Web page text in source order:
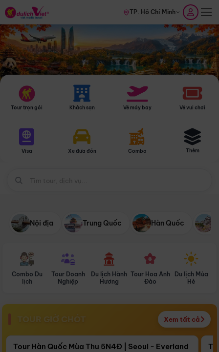
TP. Hồ Chí Minh
Tour trọn gói Khách sạn Vé máy bay Vé vui chơi
Visa Xe đưa đón Combo Thêm
Nội địa Trung Quốc Hàn Quốc
Combo Du
lịch
Tour Doanh
Nghiệp
Du lịch Hành
Hương
Tour Hoa Anh
Đào
Du lịch Mùa
Hè
TOUR GIỜ CHÓT Xem tất cả
Còn17 ngày 04:25:06
Điểm nổi bật
Tour Hàn Quốc Mùa Thu 5N4Đ | Seoul - Everland